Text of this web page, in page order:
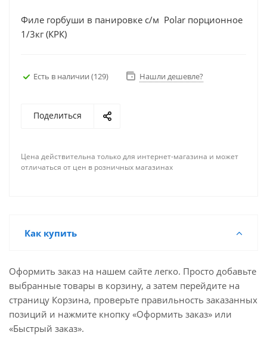
Филе горбуши в панировке с/м Polar порционное
1/3кг (КРК)
Есть в наличии (129) Нашли дешевле?
Поделиться
Цена действительна только для интернет-магазина и может
отличаться от цен в розничных магазинах
Как купить
Оформить заказ на нашем сайте легко. Просто добавьте
выбранные товары в корзину, а затем перейдите на
страницу Корзина, проверьте правильность заказанных
позиций и нажмите кнопку «Оформить заказ» или
«Быстрый заказ».